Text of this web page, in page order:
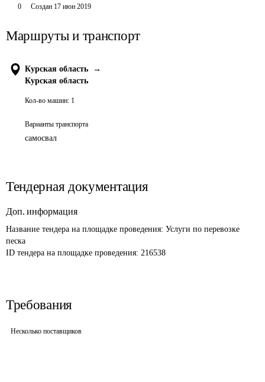
0 Создан 17 июн 2019
Маршруты и транспорт
Курская область
→
Курская область
Кол-во машин: 1
Варианты транспорта
самосвал
Тендерная документация
Доп. информация
Название тендера на площадке проведения: Услуги по перевозке
песка
ID тендера на площадке проведения: 216538
Требования
Несколько поставщиков